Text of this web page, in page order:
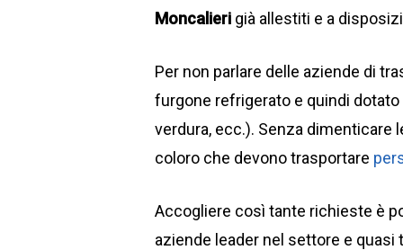
Moncalieri già allestiti e a
Per non parlare delle aziende di
furgone refrigerato e quindi
verdura, ecc.). Senza dimenticare
coloro che devono trasportare
Accogliere così tante richieste è
aziende leader nel settore e